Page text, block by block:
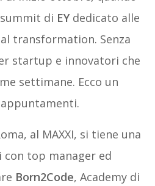
di EYdedicato alle
transformation. Senza
startup e innovatori che
settimane. Ecco un
al MAXXI, si tiene una
top manager ed
Born2Code, Academy di